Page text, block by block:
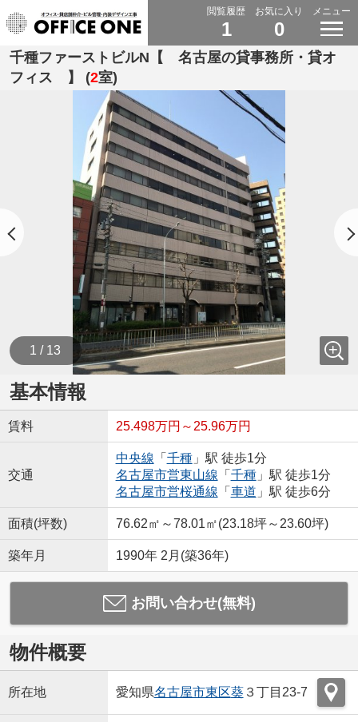
閲覧履歴
1
お気に入り
0
メニュー
千種ファーストビルN【 名古屋の貸事務所・貸オ
フィス 】 (2室)
1 / 13
基本情報
賃料 25.498万円～25.96万円
交通
中央線 「 千種」駅 徒歩1分
名古屋市営東山線 「 千種」駅 徒歩1分
名古屋市営桜通線 「 車道 」駅 徒歩6分
面積(坪数) 76.62㎡～78.01㎡(23.18坪～23.60坪)
築年月 1990年 2月(築36年)
お問い合わせ(無料)
物件概要
所在地 愛知県名古屋市東区葵３丁目23-7